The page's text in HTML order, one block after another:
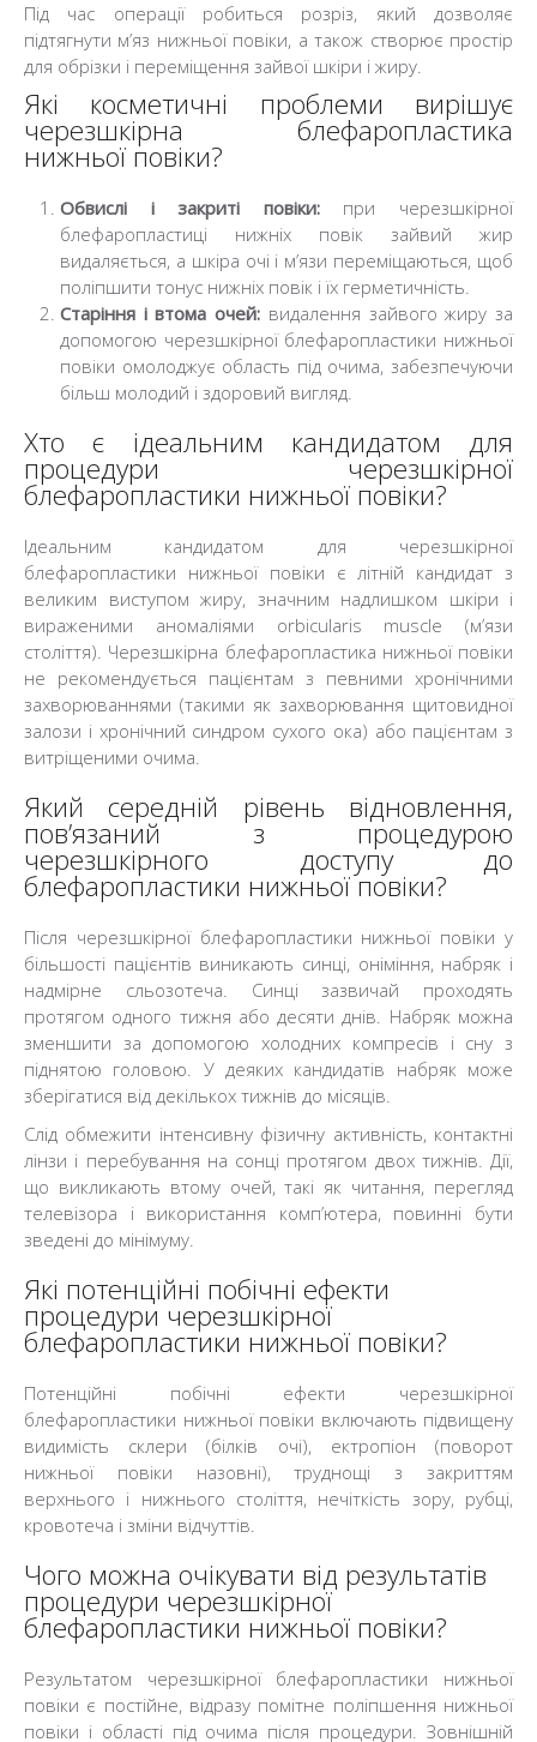
Під час операції робиться розріз, який дозволяє
підтягнути м’яз нижньої повіки, а також створює простір
для обрізки і переміщення зайвої шкіри і жиру.
Які косметичні проблеми вирішує
черезшкірна блефаропластика
нижньої повіки?
Обвислі і закриті повіки:при черезшкірної
блефаропластиці нижніх повік зайвий жир
видаляється, а шкіра очі і м’язи переміщаються, щоб
поліпшити тонус нижніх повік і їх герметичність.
Старіння і втома очей: видалення зайвого жиру за
допомогою черезшкірної блефаропластики нижньої
повіки омолоджує область під очима, забезпечуючи
більш молодий і здоровий вигляд.
Хто є ідеальним кандидатом для
процедури черезшкірної
блефаропластики нижньої повіки?
Ідеальним кандидатом для черезшкірної
блефаропластики нижньої повіки є літній кандидат з
великим виступом жиру, значним надлишком шкіри і
вираженими аномаліями orbicularis muscle (м’язи
століття). Черезшкірна блефаропластика нижньої повіки
не рекомендується пацієнтам з певними хронічними
захворюваннями (такими як захворювання щитовидної
залози і хронічний синдром сухого ока) або пацієнтам з
витріщеними очима.
Який середній рівень відновлення,
пов’язаний з процедурою
черезшкірного доступу до
блефаропластики нижньої повіки?
Після черезшкірної блефаропластики нижньої повіки у
більшості пацієнтів виникають синці, оніміння, набряк і
надмірне сльозотеча. Синці зазвичай проходять
протягом одного тижня або десяти днів. Набряк можна
зменшити за допомогою холодних компресів і сну з
піднятою головою. У деяких кандидатів набряк може
зберігатися від декількох тижнів до місяців.
Слід обмежити інтенсивну фізичну активність, контактні
лінзи і перебування на сонці протягом двох тижнів. Дії,
що викликають втому очей, такі як читання, перегляд
телевізора і використання комп’ютера, повинні бути
зведені до мінімуму.
Які потенційні побічні ефекти
процедури черезшкірної
блефаропластики нижньої повіки?
Потенційні побічні ефекти черезшкірної
блефаропластики нижньої повіки включають підвищену
видимість склери (білків очі), ектропіон (поворот
нижньої повіки назовні), труднощі з закриттям
верхнього і нижнього століття, нечіткість зору, рубці,
кровотеча і зміни відчуттів.
Чого можна очікувати від результатів
процедури черезшкірної
блефаропластики нижньої повіки?
Результатом черезшкірної блефаропластики нижньої
повіки є постійне, відразу помітне поліпшення нижньої
повіки і області під очима після процедури. Зовнішній